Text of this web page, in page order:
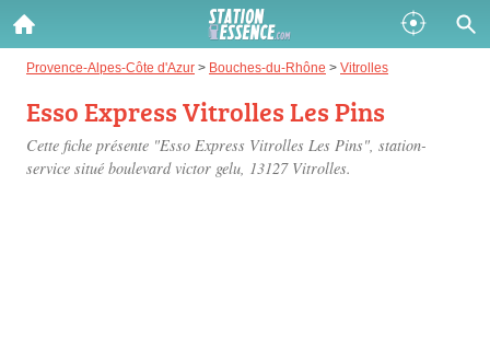
Provence-Alpes-Côte d'Azur > Bouches-du-Rhône > Vitrolles
Esso Express Vitrolles Les Pins
Cette fiche présente "Esso Express Vitrolles Les Pins", station-
service situé boulevard victor gelu, 13127 Vitrolles.
Gazole :
Disponible Épuisé
SP 98 :